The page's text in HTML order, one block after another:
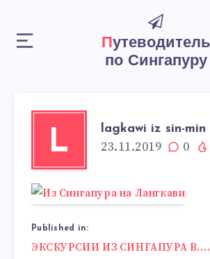
Путеводитель
по Сингапуру
L lagkawi iz sin-min
23.11.2019 0
Published in:
Навигация
ЭКСКУРСИИ ИЗ СИНГАПУРА В….